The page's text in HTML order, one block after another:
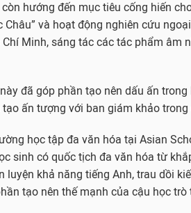
hướng đến mục tiêu cống hiến
Châu” và hoạt động nghiên cứu
Minh, sáng tác các tác phẩm âm
đã góp phần tạo nên dấu ấn
ấn tượng với ban giám khảo trong
học tập đa văn hóa tại Asian
sinh có quốc tịch đa văn hóa từ
luyện khả năng tiếng Anh, trau dồi
tạo nên thế mạnh của cậu học